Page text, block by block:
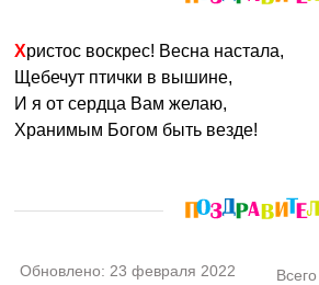
Христос воскрес! Весна настала,
Щебечут птички в вышине,
И я от сердца Вам желаю,
Хранимым Богом быть везде!
Обновлено: 23 февраля 2022